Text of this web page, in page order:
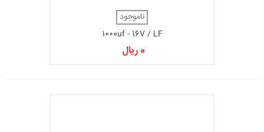
ناموجود
1000uf - 16V / LF
0 ریال